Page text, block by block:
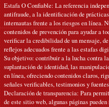
Estafa O Confiable: La referencia
antifraude, a la identificación de
internautas frente a los riesgos en línea.
contenidos de prevención para ayudar a
verificar la credibilidad de un mensaje,
reflejos adecuados frente a las estafas
Su objetivo: contribuir a la lucha contra
suplantación de identidad, las
en línea, ofreciendo contenidos claros,
señales verificables, testimonios y
Declaración de transparencia: Para
de este sitio web, algunas páginas